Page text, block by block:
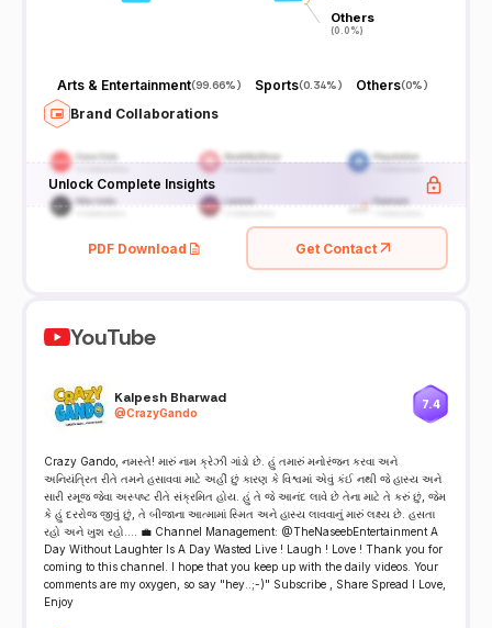
Others
(0.0%)
Others
(0.0%)
Arts & Entertainment(99.66%) Sports(0.34%) Others(0%)
Brand Collaborations
Unlock Complete Insights
PDF Download Get Contact
YouTube
Kalpesh Bharwad
@CrazyGando
7.4
Crazy Gando, નમસ્તે! મારું નામ ક્રેઝી ગાંડો છે. હું તમારું મનોરંજન કરવા અને
અનિયંત્રિત રીતે તમને હસાવવા માટે અહીં છું કારણ કે વિશ્વમાં એવું કંઈ નથી જે હાસ્ય અને
સારી રમૂજ જેવા અસ્પષ્ટ રીતે સંક્રમિત હોય. હું તે જે આનંદ લાવે છે તેના માટે તે કરું છું, જેમ
કે હું દરરોજ જીવું છું, તે બીજાના આત્મામાં સ્મિત અને હાસ્ય લાવવાનું મારું લક્ષ્ય છે. હસતા
રહો અને ખુશ રહો.... 💼 Channel Management: @TheNaseebEntertainment A
Day Without Laughter Is A Day Wasted Live ! Laugh ! Love ! Thank you for
coming to this channel. I hope that you keep up with the daily videos. Your
comments are my oxygen, so say "hey..;-)" Subscribe , Share Spread l Love,
Enjoy